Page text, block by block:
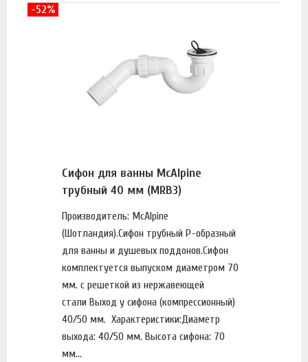
Сифон для ванны McAlpine
трубный 40 мм (MRB3)
Производитель: McAlpine
(Шотландия).Сифон трубный P-образный
для ванны и душевых поддонов.Сифон
комплектуется выпуском диаметром 70
мм. с решеткой из нержавеющей
стали Выход у сифона (компрессионный)
40/50 мм. Характеристики:Диаметр
выхода: 40/50 мм. Высота сифона: 70
мм...
-52%